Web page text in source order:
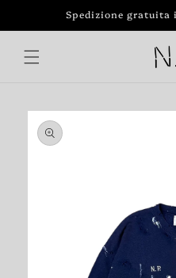
direttamente
ai contenuti
Spedizione
Passa alle
informazioni
sul prodotto